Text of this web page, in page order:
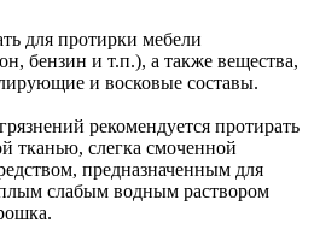
для протирки мебели
бензин и т.п.), а также вещества,
и восковые составы.
рекомендуется протирать
тканью, слегка смоченной
предназначенным для
слабым водным раствором